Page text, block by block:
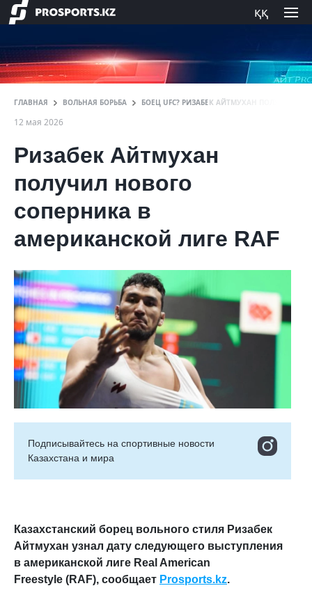
ққ
ГЛАВНАЯ ВОЛЬНАЯ БОРЬБА БОЕЦ UFC? РИЗАБЕК АЙТМУХАН ПОЛУЧИЛ
12 мая 2026
Ризабек Айтмухан
получил нового
соперника в
американской лиге RAF
Подписывайтесь на cпортивные новости
Казахстана и мира
Казахстанский борец вольного стиля Ризабек
Айтмухан узнал дату следующего выступления
в американской лиге Real American
Freestyle (RAF), сообщает Prosports.kz.